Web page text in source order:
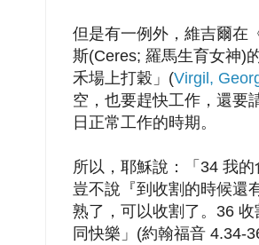
但是有一例外 ，維吉爾在
斯(Ceres; 羅馬生育女神)
禾場上打穀 」(Virgil,
空，也要趕快工作，還要
日正常工作的時期。
所以，耶穌說 ：「 34 我
豈不說『到收割的時候還
熟了，可以收割了。36
同快樂 」(約翰福音 4.34-